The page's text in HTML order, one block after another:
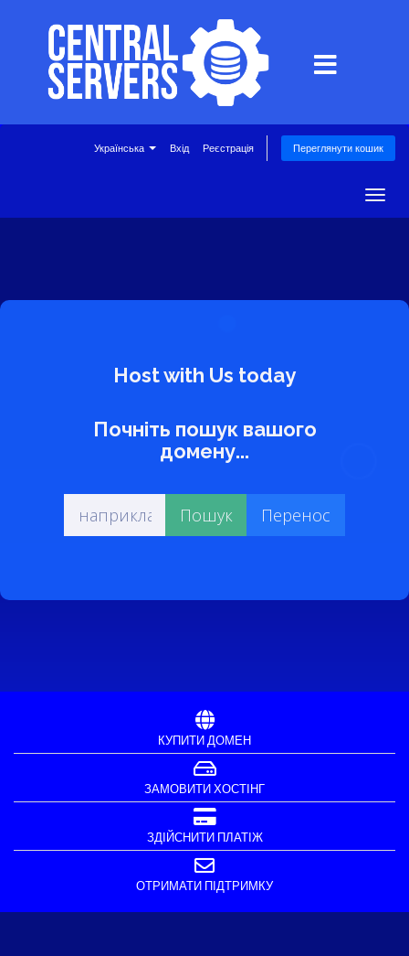
Українська Вхід Реєстрація Переглянути кошик
Host with Us today
Почніть пошук вашого
домену...
КУПИТИ ДОМЕН
ЗАМОВИТИ ХОСТІНГ
ЗДІЙСНИТИ ПЛАТІЖ
ОТРИМАТИ ПІДТРИМКУ